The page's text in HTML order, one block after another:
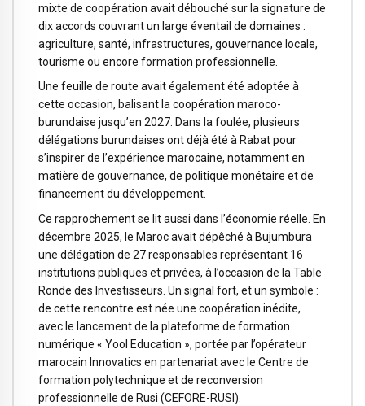
mixte de coopération avait débouché sur la signature de
dix accords couvrant un large éventail de domaines :
agriculture, santé, infrastructures, gouvernance locale,
tourisme ou encore formation professionnelle.
Une feuille de route avait également été adoptée à
cette occasion, balisant la coopération maroco-
burundaise jusqu’en 2027. Dans la foulée, plusieurs
délégations burundaises ont déjà été à Rabat pour
s’inspirer de l’expérience marocaine, notamment en
matière de gouvernance, de politique monétaire et de
financement du développement.
Ce rapprochement se lit aussi dans l’économie réelle. En
décembre 2025, le Maroc avait dépêché à Bujumbura
une délégation de 27 responsables représentant 16
institutions publiques et privées, à l’occasion de la Table
Ronde des Investisseurs. Un signal fort, et un symbole :
de cette rencontre est née une coopération inédite,
avec le lancement de la plateforme de formation
numérique « Yool Education », portée par l’opérateur
marocain Innovatics en partenariat avec le Centre de
formation polytechnique et de reconversion
professionnelle de Rusi (CEFORE-RUSI).